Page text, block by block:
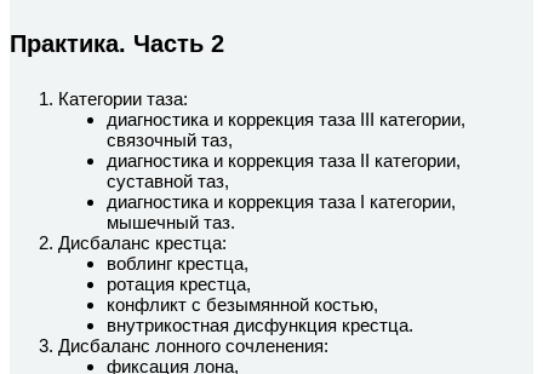
Практика. Часть 2
Категории таза:
диагностика и коррекция таза III категории,
связочный таз,
диагностика и коррекция таза II категории,
суставной таз,
диагностика и коррекция таза I категории,
мышечный таз.
Дисбаланс крестца:
воблинг крестца,
ротация крестца,
конфликт с безымянной костью,
внутрикостная дисфункция крестца.
Дисбаланс лонного сочленения:
фиксация лона,